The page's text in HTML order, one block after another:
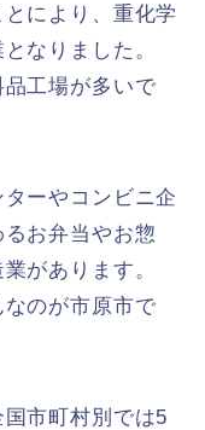
により、重化学
なりました。
工場が多いで
ーやコンビニ企
お弁当やお惣
があります。
のが市原市で
市町村別では5